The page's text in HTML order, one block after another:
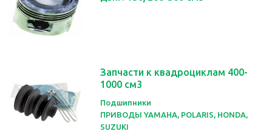
Запчасти к квадроциклам 400-
1000 см3
Подшипники
ПРИВОДЫ YAMAHA, POLARIS, HONDA,
SUZUKI